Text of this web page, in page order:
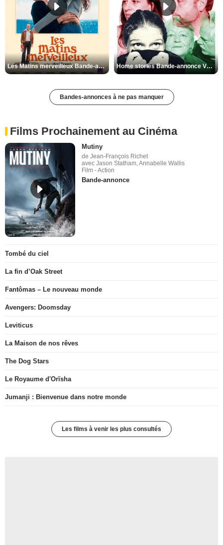
Les Matins merveilleux Bande-annonce VF Home stories Bande-annonce VO STFR
Bandes-annonces à ne pas manquer
Films Prochainement au Cinéma
Mutiny
de Jean-François Richet
avec Jason Statham, Annabelle Wallis
Film - Action
Bande-annonce
Tombé du ciel
La fin d’Oak Street
Fantômas – Le nouveau monde
Avengers: Doomsday
Leviticus
La Maison de nos rêves
The Dog Stars
Le Royaume d'Orïsha
Jumanji : Bienvenue dans notre monde
Les films à venir les plus consultés